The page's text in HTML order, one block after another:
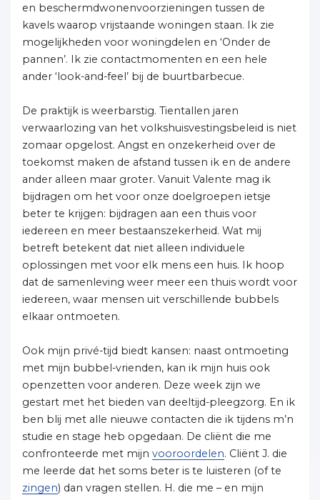
en beschermdwonenvoorzieningen tussen de
kavels waarop vrijstaande woningen staan. Ik zie
mogelijkheden voor woningdelen en ‘Onder de
pannen’. Ik zie contactmomenten en een hele
ander ‘look-and-feel’ bij de buurtbarbecue.
De praktijk is weerbarstig. Tientallen jaren
verwaarlozing van het volkshuisvestingsbeleid is niet
zomaar opgelost. Angst en onzekerheid over de
toekomst maken de afstand tussen ik en de andere
ander alleen maar groter. Vanuit Valente mag ik
bijdragen om het voor onze doelgroepen ietsje
beter te krijgen: bijdragen aan een thuis voor
iedereen en meer bestaanszekerheid. Wat mij
betreft betekent dat niet alleen individuele
oplossingen met voor elk mens een huis. Ik hoop
dat de samenleving weer meer een thuis wordt voor
iedereen, waar mensen uit verschillende bubbels
elkaar ontmoeten.
Ook mijn privé-tijd biedt kansen: naast ontmoeting
met mijn bubbel-vrienden, kan ik mijn huis ook
openzetten voor anderen. Deze week zijn we
gestart met het bieden van deeltijd-pleegzorg. En ik
ben blij met alle nieuwe contacten die ik tijdens m’n
studie en stage heb opgedaan. De cliënt die me
confronteerde met mijn vooroordelen. Cliënt J. die
me leerde dat het soms beter is te luisteren (of te
zingen) dan vragen stellen. H. die me – en mijn